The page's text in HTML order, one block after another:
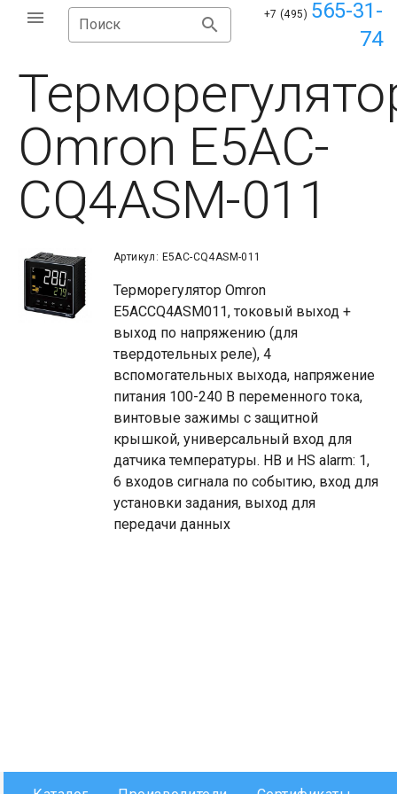
Поиск
+7 (495) 565-31-
74
Omron E5AC-
CQ4ASM-011
Артикул: E5AC-CQ4ASM-011
Терморегулятор Omron
E5ACCQ4ASM011, токовый выход +
выход по напряжению (для
твердотельных реле), 4
вспомогательных выхода, напряжение
питания 100-240 В переменного тока,
винтовые зажимы с защитной
крышкой, универсальный вход для
датчика температуры. HB и HS alarm: 1,
6 входов сигнала по событию, вход для
установки задания, выход для
передачи данных